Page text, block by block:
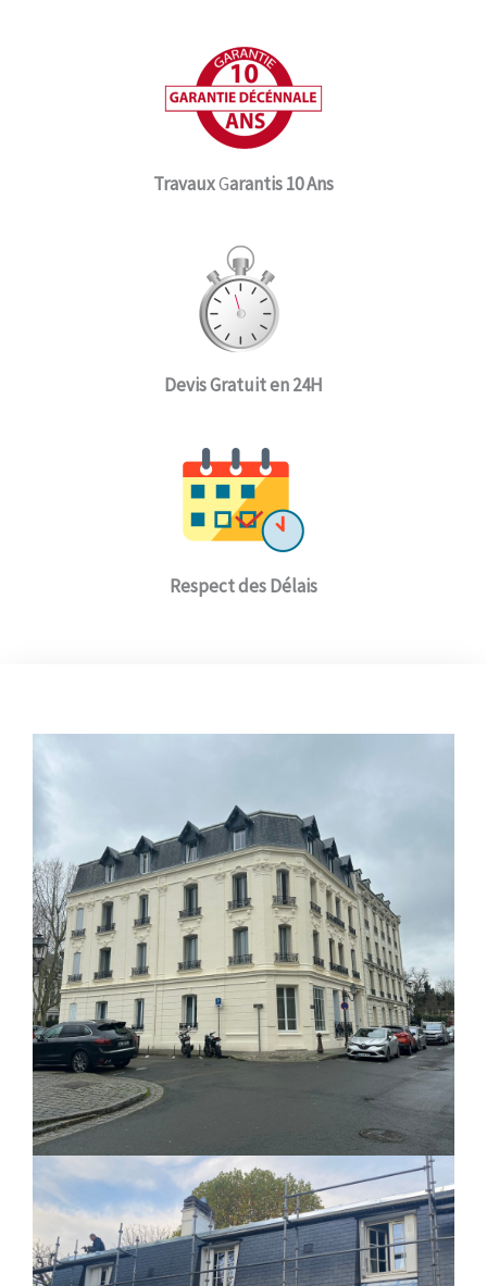
TravauxGarantis 10 Ans
Devis Gratuit en 24H
Respect des Délais